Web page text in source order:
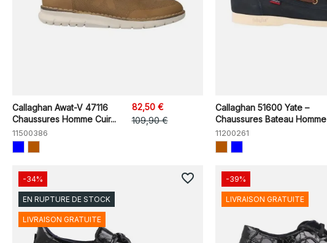
Callaghan Awat-V 47116
Chaussures Homme Cuir...
11500386
82,50 €
109,90 €
Callaghan 51600 Yate –
Chaussures Bateau Homme
11200261
-34%
EN RUPTURE DE STOCK
LIVRAISON GRATUITE
favorite_border -39%
LIVRAISON GRATUITE